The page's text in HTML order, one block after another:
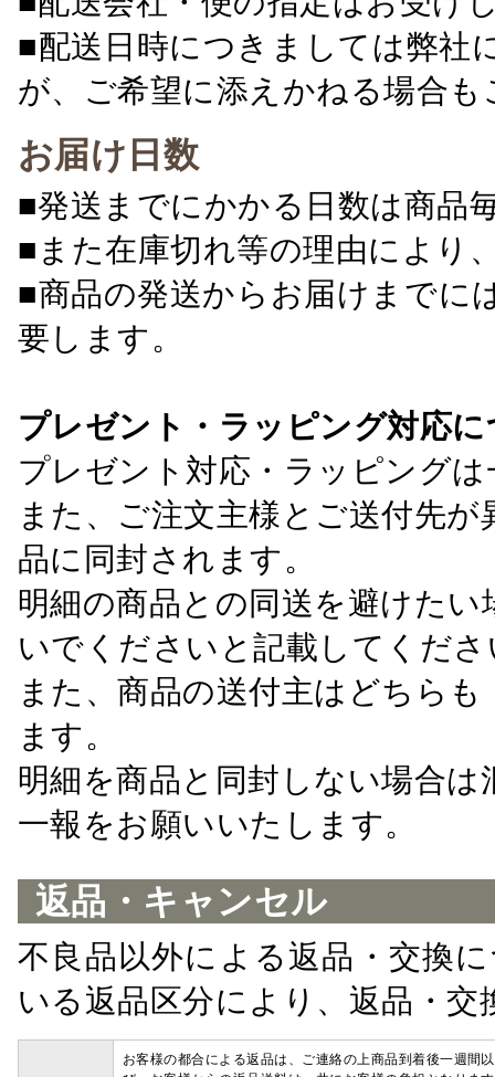
■配送日時につきましては弊社
が、ご希望に添えかねる場合
お届け日数
■発送までにかかる日数は商品
■また在庫切れ等の理由により
■商品の発送からお届けまでに
要します。
プレゼント・ラッピング対応
プレゼント対応・ラッピング
また、ご注文主様とご送付先
品に同封されます。
明細の商品との同送を避けた
いでくださいと記載してくださ
また、商品の送付主はどちら
ます。
明細を商品と同封しない場合
一報をお願いいたします。
返品・キャンセル
不良品以外による返品・交換
いる返品区分により、返品・
お客様の都合による返品は、ご連絡の上商品到着後一週間